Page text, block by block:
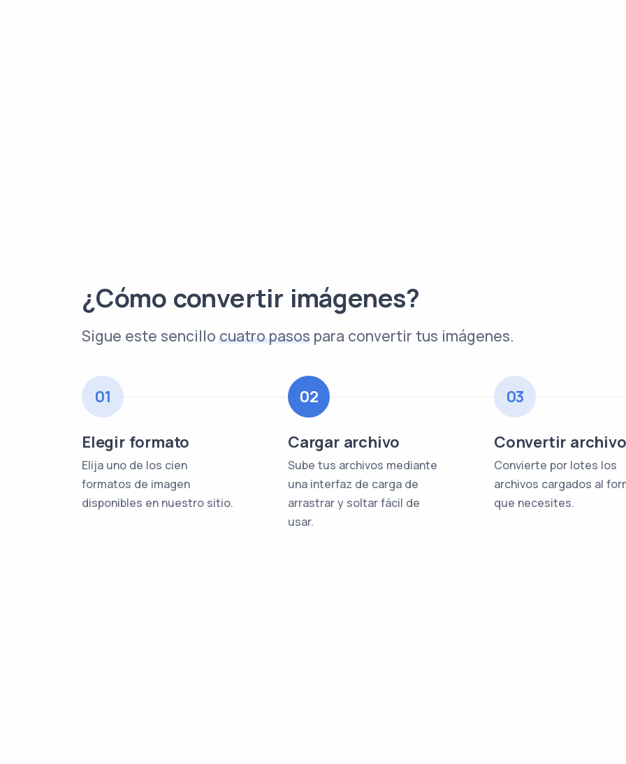
¿Cómo convertir imágenes?
Sigue este sencillocuatro pasos para convertir tus imágenes.
01
Elegir formato
Elija uno de los cien
formatos de imagen
disponibles en nuestro sitio.
02
Cargar archivo
Sube tus archivos mediante
una interfaz de carga de
arrastrar y soltar fácil de
usar.
03
Convertir archivo
Convierte por lotes los
archivos cargados al
que necesites.